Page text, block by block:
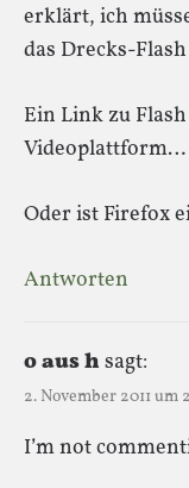
erklärt, ich
das Drecks-
Ein Link zu
Videoplattform…
Oder ist Firefox
Antworten
o aus h sagt:
2. November 2011 um
I’m not